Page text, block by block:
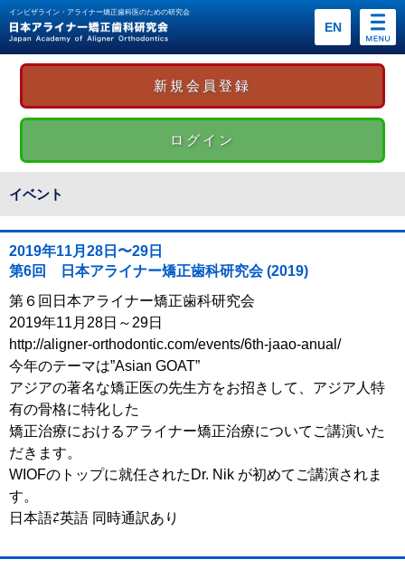
インビザライン・アライナー矯正歯科医のための研究会
EN
新規会員登録
ログイン
イベント
2019年11月28日〜29日
第6回 日本アライナー矯正歯科研究会 (2019)
第６回日本アライナー矯正歯科研究会
2019年11月28日～29日
http://aligner-orthodontic.com/events/6th-jaao-anual/
今年のテーマは”Asian GOAT”
アジアの著名な矯正医の先生方をお招きして、アジア人特
有の骨格に特化した
矯正治療におけるアライナー矯正治療についてご講演いた
だきます。
WIOFのトップに就任されたDr. Nik が初めてご講演されま
す。
日本語⇄英語 同時通訳あり